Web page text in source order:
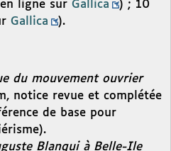
ligne sur Gallica
) ; 10
Gallica ).
du mouvement ouvrier
notice revue et complétée
de base pour
Blanqui à Belle-Ile